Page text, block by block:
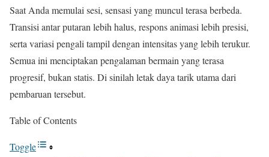
Saat Anda memulai sesi, sensasi yang muncul terasa berbeda.
Transisi antar putaran lebih halus, respons animasi lebih presisi,
serta variasi pengali tampil dengan intensitas yang lebih terukur.
Semua ini menciptakan pengalaman bermain yang terasa
progresif, bukan statis. Di sinilah letak daya tarik utama dari
pembaruan tersebut.
Table of Contents
Toggle